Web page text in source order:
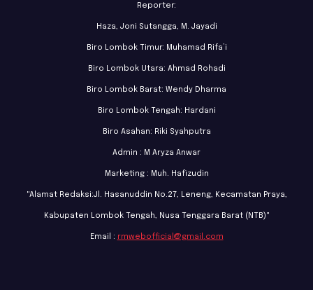
Reporter:
Haza, Joni Sutangga, M. Jayadi
Biro Lombok Timur: Muhamad Rifa’i
Biro Lombok Utara: Ahmad Rohadi
Biro Lombok Barat: Wendy Dharma
Biro Lombok Tengah: Hardani
Biro Asahan: Riki Syahputra
Admin : M Aryza Anwar
Marketing : Muh. Hafizudin
"Alamat Redaksi:Jl. Hasanuddin No.27, Leneng, Kecamatan Praya,
Kabupaten Lombok Tengah, Nusa Tenggara Barat (NTB)"
Email : rmwebofficial@gmail.com